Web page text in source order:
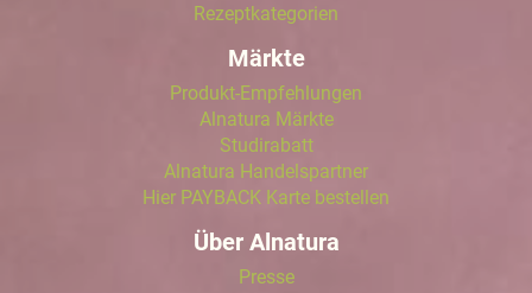
Rezeptkategorien
Märkte
Produkt-Empfehlungen
Alnatura Märkte
Studirabatt
Alnatura Handelspartner
Hier PAYBACK Karte bestellen
Über Alnatura
Presse